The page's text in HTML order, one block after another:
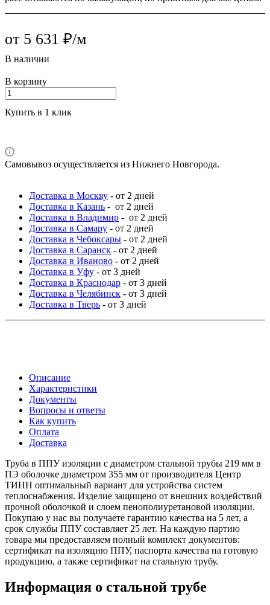
от 5 631 ₽/м
В наличии
В корзину
Купить в 1 клик
Самовывоз осуществляется из Нижнего Новгорода.
Доставка в Москву - от 2 дней
Доставка в Казань - от 2 дней
Доставка в Владимир - от 2 дней
Доставка в Самару - от 2 дней
Доставка в Чебоксары - от 2 дней
Доставка в Саранск - от 2 дней
Доставка в Иваново - от 2 дней
Доставка в Уфу - от 3 дней
Доставка в Краснодар - от 3 дней
Доставка в Челябинск - от 3 дней
Доставка в Тверь - от 3 дней
Описание
Характеристики
Документы
Вопросы и ответы
Как купить
Оплата
Доставка
Труба в ППУ изоляции с диаметром стальной трубы 219 мм в
ПЭ оболочке диаметром 355 мм от производителя Центр
ТИНН оптимальный вариант для устройства систем
теплоснабжения. Изделие защищено от внешних воздействий
прочной оболочкой и слоем пенополиуретановой изоляции.
Покупаю у нас вы получаете гарантию качества на 5 лет, а
срок службы ППУ составляет 25 лет. На каждую партию
товара мы предоставляем полный комплект документов:
сертификат на изоляцию ППУ, паспорта качества на готовую
продукцию, а также сертификат на стальную трубу.
Информация о стальной трубе